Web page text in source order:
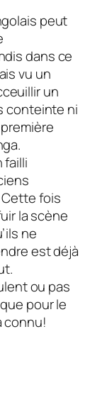
peut
dans ce
vu un
un
conteinte ni
failli
fois
la scène
ne
est déjà
ou pas
pour le
connu!